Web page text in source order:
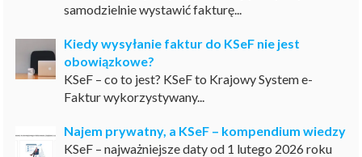
samodzielnie wystawić fakturę...
Kiedy wysyłanie faktur do KSeF nie jest
obowiązkowe?
KSeF – co to jest? KSeF to Krajowy System e-
Faktur wykorzystywany...
Najem prywatny, a KSeF – kompendium wiedzy
KSeF – najważniejsze daty od 1 lutego 2026 roku